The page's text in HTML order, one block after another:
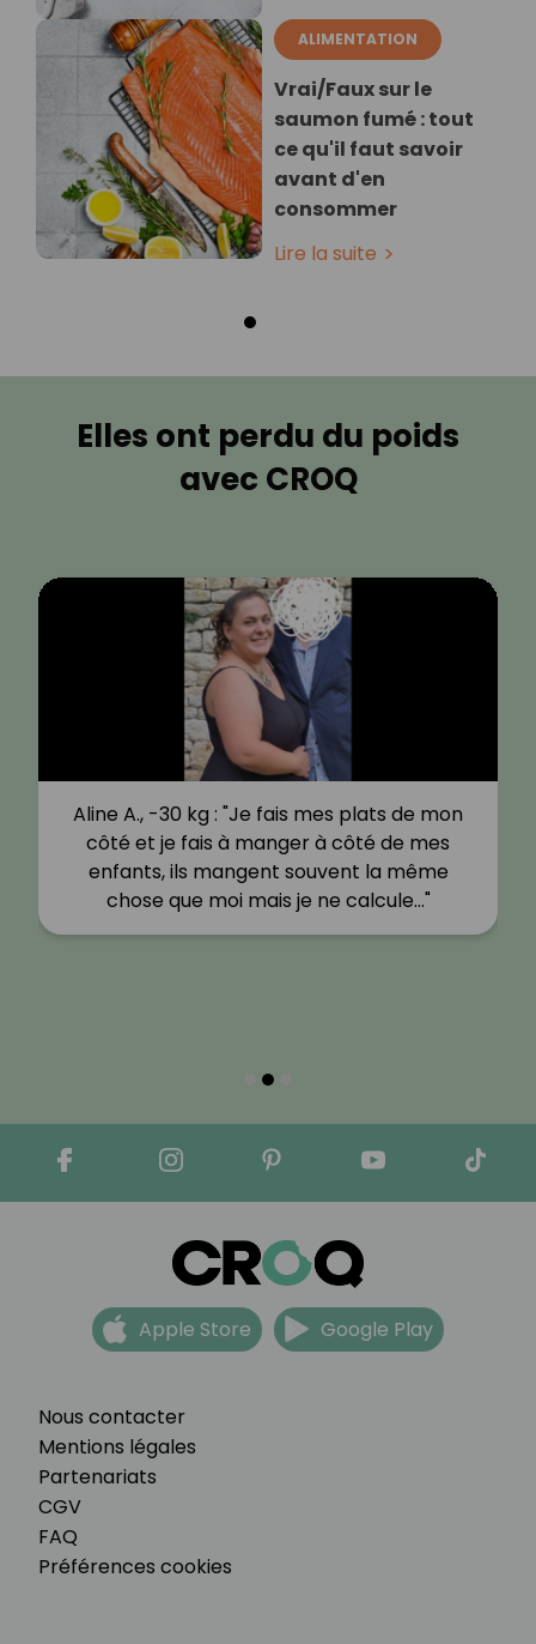
ALIMENTATION
Vrai/Faux sur le
saumon fumé : tout
ce qu'il faut savoir
avant d'en
consommer
Lire la suite
Elles ont perdu du poids
avec CROQ
Aline A., -30 kg : "Je fais mes plats de mon
côté et je fais à manger à côté de mes
enfants, ils mangent souvent la même
chose que moi mais je ne calcule…"
Nous contacter
Mentions légales
Partenariats
CGV
FAQ
Préférences cookies
Apple Store Google Play